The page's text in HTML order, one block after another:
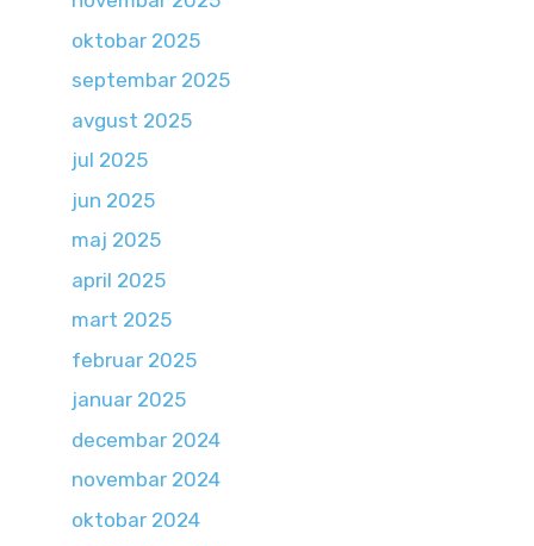
oktobar 2025
septembar 2025
avgust 2025
jul 2025
jun 2025
maj 2025
april 2025
mart 2025
februar 2025
januar 2025
decembar 2024
novembar 2024
oktobar 2024